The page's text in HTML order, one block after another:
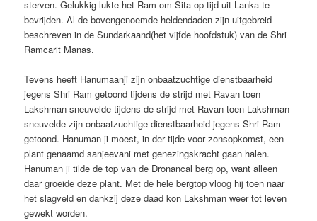
sterven. Gelukkig lukte het Ram om Sita op tijd uit Lanka te
bevrijden. Al de bovengenoemde heldendaden zijn uitgebreid
beschreven in de Sundarkaand(het vijfde hoofdstuk) van de Shri
Ramcarit Manas.
Tevens heeft Hanumaanji zijn onbaatzuchtige dienstbaarheid
jegens Shri Ram getoond tijdens de strijd met Ravan toen
Lakshman sneuvelde tijdens de strijd met Ravan toen Lakshman
sneuvelde zijn onbaatzuchtige dienstbaarheid jegens Shri Ram
getoond. Hanuman ji moest, in der tijde voor zonsopkomst, een
plant genaamd sanjeevani met genezingskracht gaan halen.
Hanuman ji tilde de top van de Dronancal berg op, want alleen
daar groeide deze plant. Met de hele bergtop vloog hij toen naar
het slagveld en dankzij deze daad kon Lakshman weer tot leven
gewekt worden.